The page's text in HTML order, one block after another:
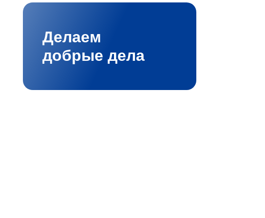
Делаем
добрые дела